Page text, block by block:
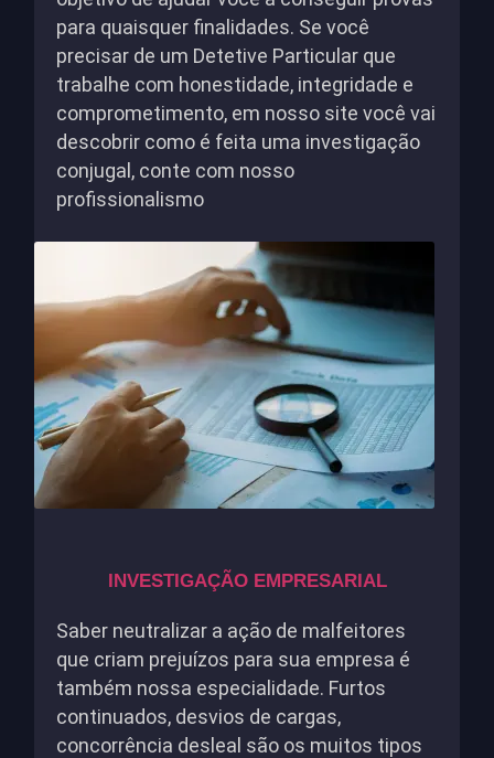
para quaisquer finalidades. Se você
precisar de um Detetive Particular que
trabalhe com honestidade, integridade e
comprometimento, em nosso site você vai
descobrir como é feita uma investigação
conjugal, conte com nosso
profissionalismo
INVESTIGAÇÃO EMPRESARIAL
Saber neutralizar a ação de malfeitores
que criam prejuízos para sua empresa é
também nossa especialidade. Furtos
continuados, desvios de cargas,
concorrência desleal são os muitos tipos